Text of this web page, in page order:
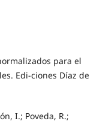
para el
Edi-ciones Díaz de
I.; Poveda, R.;